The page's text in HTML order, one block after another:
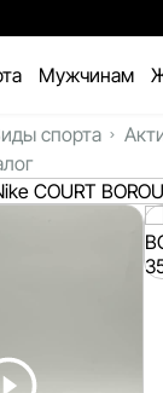
Мужчинам
спорта